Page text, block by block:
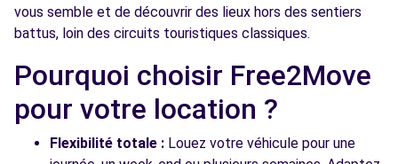
vous semble et de découvrir des lieux hors des sentiers
battus, loin des circuits touristiques classiques.
Pourquoi choisir Free2Move
pour votre location ?
Flexibilité totale : Louez votre véhicule pour une